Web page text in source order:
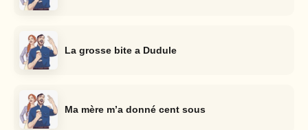
La grosse bite a Dudule
Ma mère m’a donné cent sous